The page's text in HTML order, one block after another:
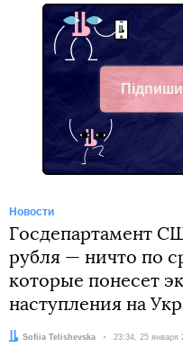
Facebook
Новости
Госдепартамент
рубля — ничто по
которые понесет
наступления на
Автор:
Sofiia Telishevska Дата:
23:34, 25 января